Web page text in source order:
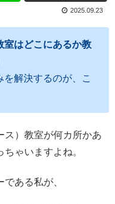
2025.09.23
室はどこにあるか教
解決するのが、こ
ス）教室が何カ所かあ
ゃいますよね。
ある私が、